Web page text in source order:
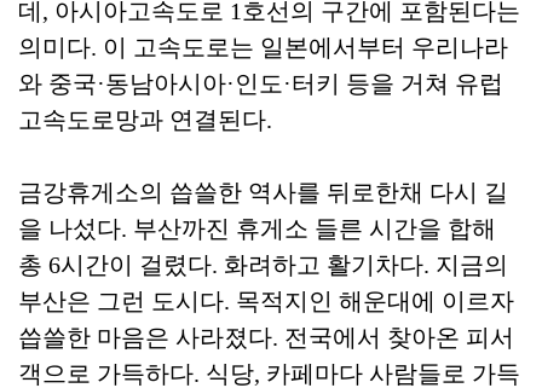
데, 아시아고속도로 1호선의 구간에 포함된다는
의미다. 이 고속도로는 일본에서부터 우리나라
와 중국·동남아시아·인도·터키 등을 거쳐 유럽
고속도로망과 연결된다.
금강휴게소의 씁쓸한 역사를 뒤로한채 다시 길
을 나섰다. 부산까진 휴게소 들른 시간을 합해
총 6시간이 걸렸다. 화려하고 활기차다. 지금의
부산은 그런 도시다. 목적지인 해운대에 이르자
씁쓸한 마음은 사라졌다. 전국에서 찾아온 피서
객으로 가득하다. 식당, 카페마다 사람들로 가득